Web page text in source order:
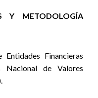
Y METODOLOGÍA
Financieras
Nacional de Valores